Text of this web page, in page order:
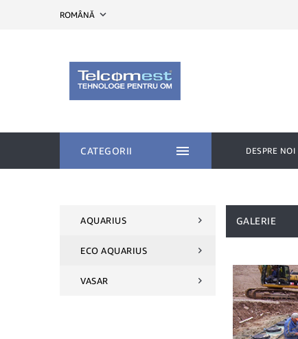
ROMÂNĂ expand_more

CATEGORII DESPRE NOI
AQUARIUS
ECO AQUARIUS
VASAR
GALERIE